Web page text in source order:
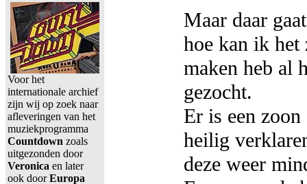
Voor het
internationale archief
zijn wij op zoek naar
afleveringen van het
muziekprogramma
Countdown zoals
uitgezonden door
Veronica en later
ook doorEuropa
Maar daar
hoe kan ik het
maken heb al
gezocht.
Er is een
heilig
deze weer